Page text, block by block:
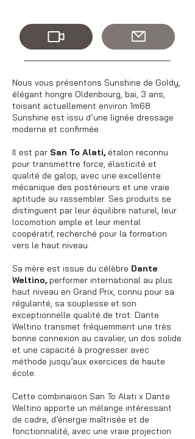
Nous vous présentons Sunshine de Goldy,
élégant hongre Oldenbourg, bai, 3 ans,
toisant actuellement environ 1m68.
Sunshine est issu d’une lignée dressage
moderne et confirmée.
Il est par San To Alati, étalon reconnu
pour transmettre force, élasticité et
qualité de galop, avec une excellente
mécanique des postérieurs et une vraie
aptitude au rassembler. Ses produits se
distinguent par leur équilibre naturel, leur
locomotion ample et leur mental
coopératif, recherché pour la formation
vers le haut niveau.
Sa mère est issue du célèbre Dante
Weltino, performer international au plus
haut niveau en Grand Prix, connu pour sa
régularité, sa souplesse et son
exceptionnelle qualité de trot. Dante
Weltino transmet fréquemment une très
bonne connexion au cavalier, un dos solide
et une capacité à progresser avec
méthode jusqu’aux exercices de haute
école.
Cette combinaison San To Alati x Dante
Weltino apporte un mélange intéressant
de cadre, d’énergie maîtrisée et de
fonctionnalité, avec une vraie projection